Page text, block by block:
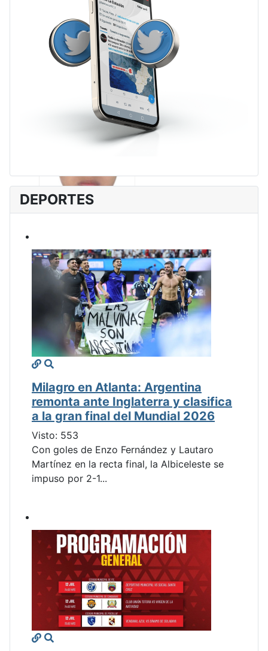
DEPORTES
Milagro en Atlanta: Argentina
remonta ante Inglaterra y clasifica
a la gran final del Mundial 2026
Visto: 553
Con goles de Enzo Fernández y Lautaro
Martínez en la recta final, la Albiceleste se
impuso por 2-1...